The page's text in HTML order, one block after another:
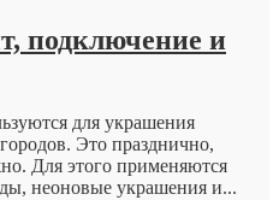
подключение и
для украшения
Это празднично,
Для этого применяются
неоновые украшения и...